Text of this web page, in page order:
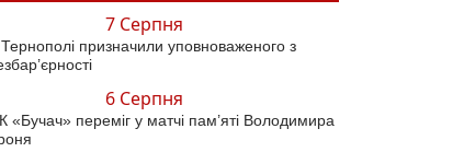
7 Серпня
призначили уповноваженого з
6 Серпня
«Бучач» переміг у матчі пам’яті Володимира